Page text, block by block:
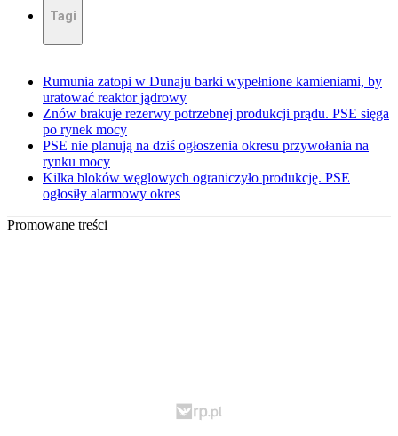
Tagi
Rumunia zatopi w Dunaju barki wypełnione kamieniami, by
uratować reaktor jądrowy
Znów brakuje rezerwy potrzebnej produkcji prądu. PSE sięga
po rynek mocy
PSE nie planują na dziś ogłoszenia okresu przywołania na
rynku mocy
Kilka bloków węglowych ograniczyło produkcję. PSE
ogłosiły alarmowy okres
Promowane treści